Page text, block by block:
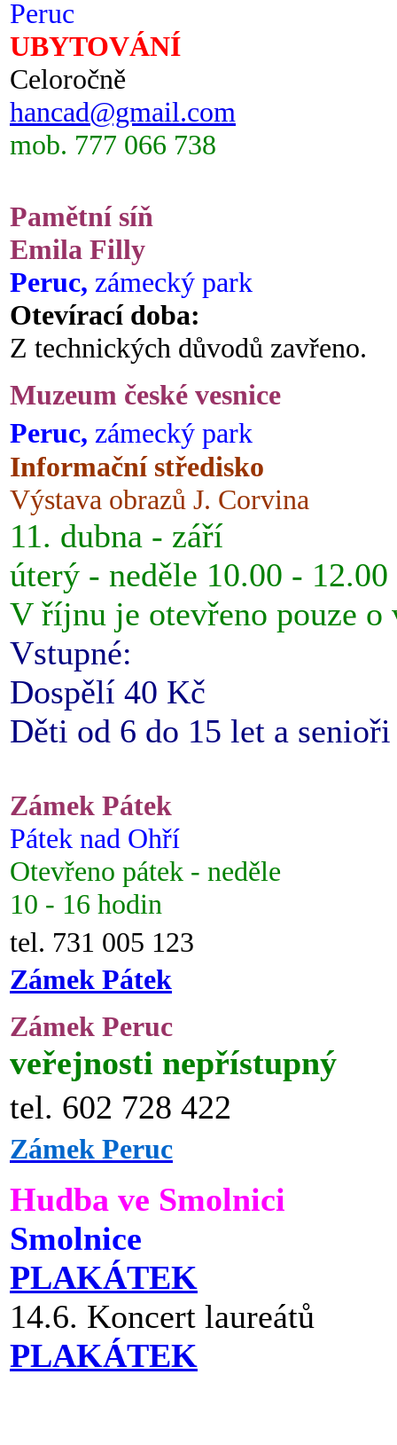
Peruc
UBYTOVÁNÍ
Celoročně
hancad@gmail.com
mob. 777 066 738
Pamětní síň
Emila Filly
Peruc, zámecký park
Otevírací doba:
Z technických důvodů zavřeno.
Muzeum české vesnice
Peruc, zámecký park
Informační středisko
Výstava obrazů J. Corvina
11. dubna - září
úterý - neděle 10.00 -
V říjnu je otevřeno pouze o
Vstupné:
Dospělí 40 Kč
Děti od 6 do 15 let a
Zámek Pátek
Pátek nad Ohří
Otevřeno pátek - neděle
10 - 16 hodin
tel. 731 005 123
Zámek Pátek
Zámek Peruc
veřejnosti nepřístupný
tel. 602 728 422
Zámek Peruc
Hudba ve Smolnici
Smolnice
PLAKÁTEK
14.6. Koncert laureátů
PLAKÁTEK